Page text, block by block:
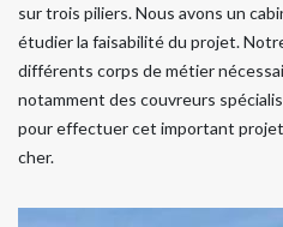
sur trois piliers. Nous avons un
étudier la faisabilité du projet.
différents corps de métier
notamment des couvreurs
pour effectuer cet important
cher.